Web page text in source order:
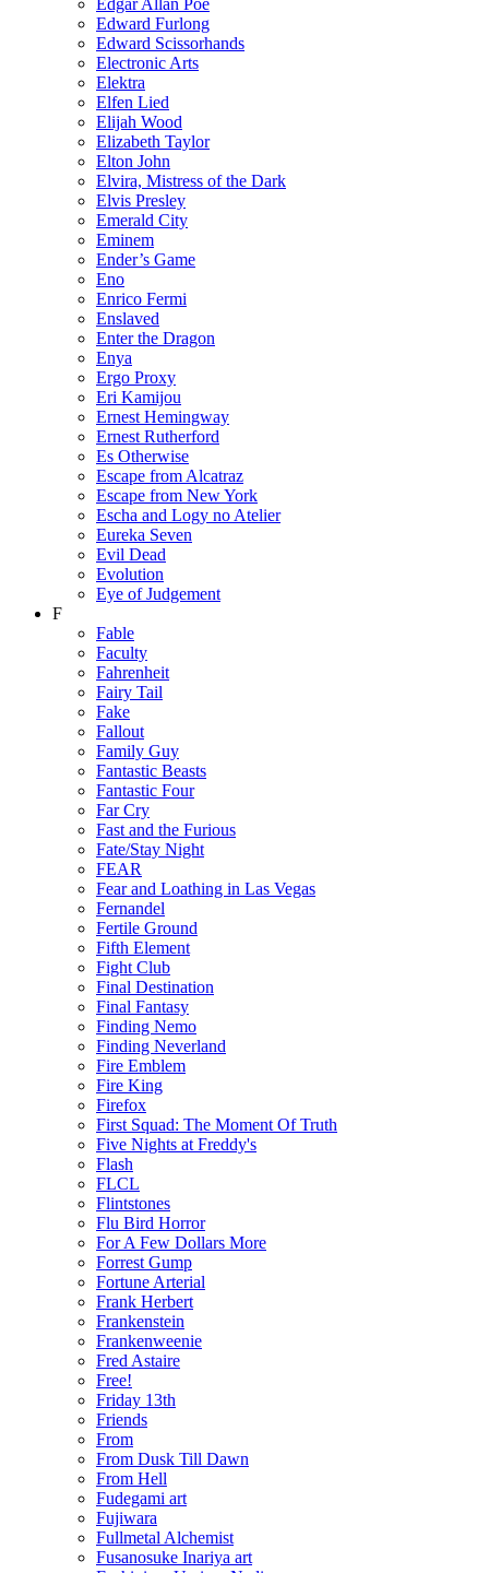
Edward Furlong
Edward Scissorhands
Electronic Arts
Elektra
Elfen Lied
Elijah Wood
Elizabeth Taylor
Elton John
Elvira, Mistress of the Dark
Elvis Presley
Emerald City
Eminem
Ender’s Game
Eno
Enrico Fermi
Enslaved
Enter the Dragon
Enya
Ergo Proxy
Eri Kamijou
Ernest Hemingway
Ernest Rutherford
Es Otherwise
Escape from Alcatraz
Escape from New York
Escha and Logy no Atelier
Eureka Seven
Evil Dead
Evolution
Eye of Judgement
F
Fable
Faculty
Fahrenheit
Fairy Tail
Fake
Fallout
Family Guy
Fantastic Beasts
Fantastic Four
Far Cry
Fast and the Furious
Fate/Stay Night
FEAR
Fear and Loathing in Las Vegas
Fernandel
Fertile Ground
Fifth Element
Fight Club
Final Destination
Final Fantasy
Finding Nemo
Finding Neverland
Fire Emblem
Fire King
Firefox
First Squad: The Moment Of Truth
Five Nights at Freddy's
Flash
FLCL
Flintstones
Flu Bird Horror
For A Few Dollars More
Forrest Gump
Fortune Arterial
Frank Herbert
Frankenstein
Frankenweenie
Fred Astaire
Free!
Friday 13th
Friends
From
From Dusk Till Dawn
From Hell
Fudegami art
Fujiwara
Fullmetal Alchemist
Fusanosuke Inariya art